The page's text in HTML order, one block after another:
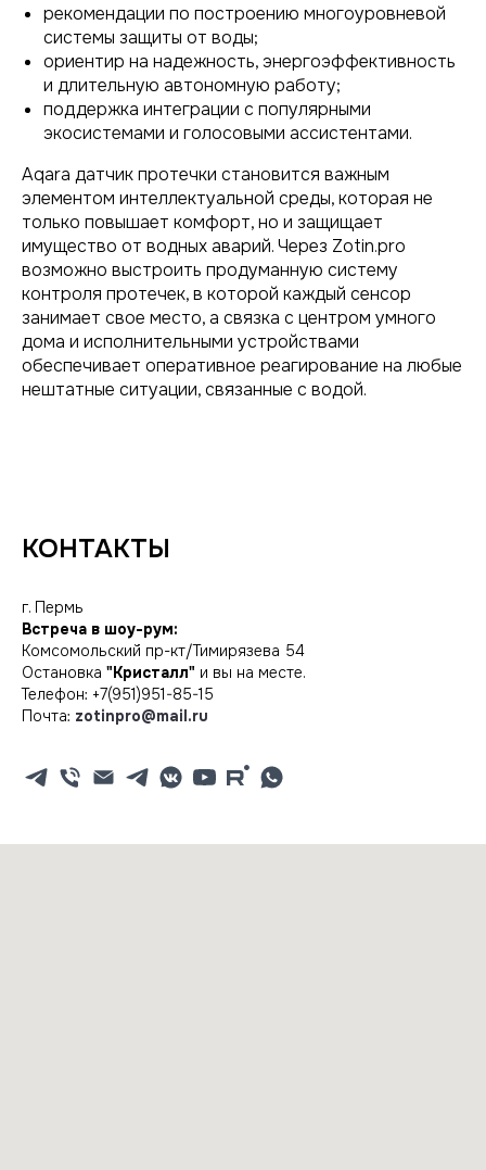
рекомендации по построению многоуровневой
системы защиты от воды;
ориентир на надежность, энергоэффективность
и длительную автономную работу;
поддержка интеграции с популярными
экосистемами и голосовыми ассистентами.
Aqara датчик протечки становится важным
элементом интеллектуальной среды, которая не
только повышает комфорт, но и защищает
имущество от водных аварий. Через Zotin.pro
возможно выстроить продуманную систему
контроля протечек, в которой каждый сенсор
занимает свое место, а связка с центром умного
дома и исполнительными устройствами
обеспечивает оперативное реагирование на любые
нештатные ситуации, связанные с водой.
КОНТАКТЫ
г. Пермь
Встреча в шоу-рум:
Комсомольский пр-кт/Тимирязева 54
Остановка "Кристалл" и вы на месте.
Телефон: +7(951)951-85-15
Почта: zotinpro@mail.ru